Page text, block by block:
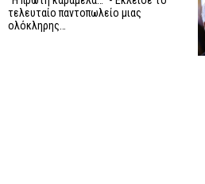
τελευταίο παντοπωλείο μιας
ολόκληρης…